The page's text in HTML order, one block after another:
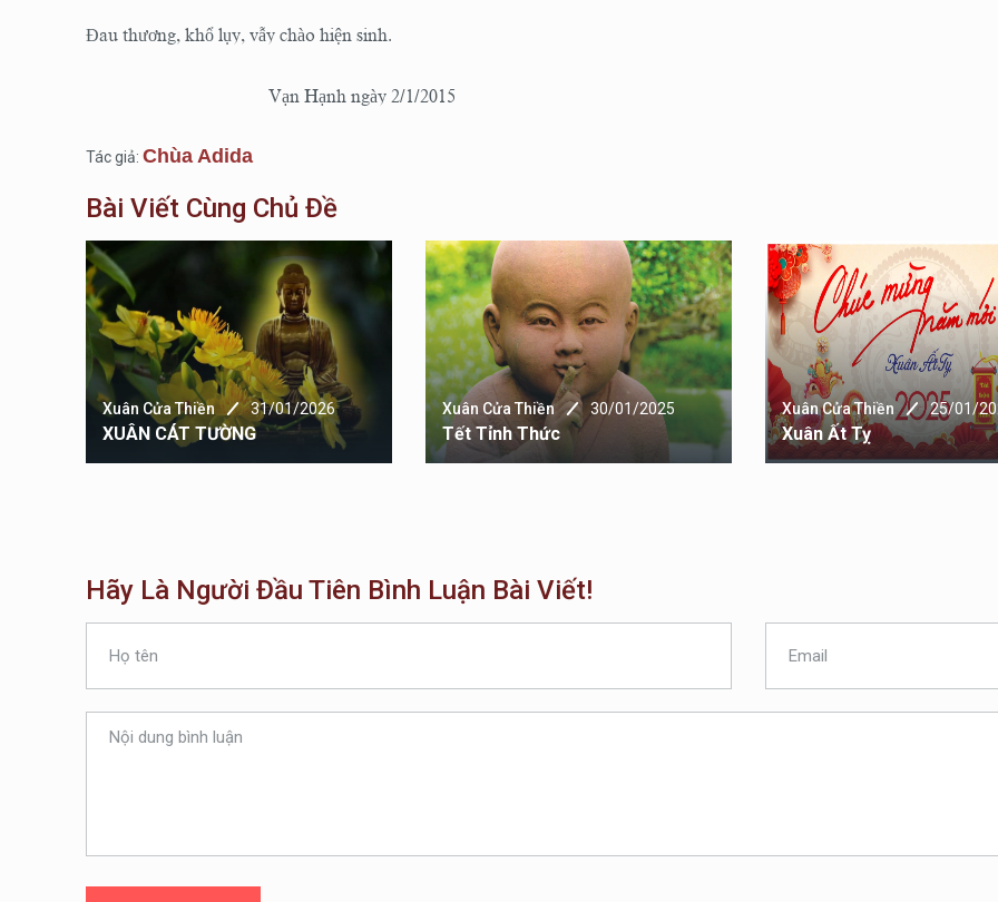
Đau thương, khổ lụy, vẫy chào hiện sinh.
Vạn Hạnh ngày 2/1/2015
Tác giả: Chùa Adida
Bài Viết Cùng Chủ Đề
Xuân Cửa Thiền 31/01/2026
XUÂN CÁT TƯỜNG
Xuân Cửa Thiền 30/01/2025
Tết Tỉnh Thức
Xuân Cửa Thiền 25/01/
Xuân Ất Tỵ
Hãy Là Người Đầu Tiên Bình Luận Bài Viết!